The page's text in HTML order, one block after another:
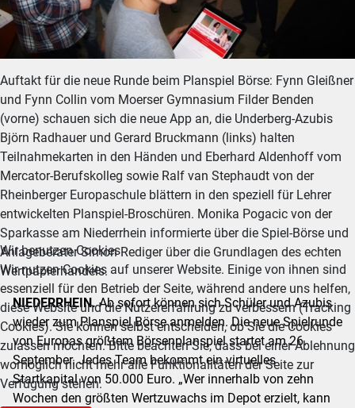
Auftakt für die neue Runde beim Planspiel Börse: Fynn Gleißner
und Fynn Collin vom Moerser Gymnasium Filder Benden
(vorne) schauen sich die neue App an, die Underberg-Azubis
Björn Radhauer und Gerard Bruckmann (links) halten
Teilnahmekarten in den Händen und Eberhard Aldenhoff vom
Mercator-Berufskolleg sowie Ralf van Stephaudt von der
Rheinberger Europaschule blättern in den speziell für Lehrer
entwickelten Planspiel-Broschüren. Monika Pogacic von der
Sparkasse am Niederrhein informierte über die Spiel-Börse und
Anlageberater Simon Rediger über die Grundlagen des echten
Wertpapierhandels.
NIEDERRHEIN.Ab sofort können sich Schüler und Azubis
wieder zum Planspiel Börse anmelden. Die neue Spielrunde
von Europas größtem Börsenplanspiel startet am 26.
September. Jedes Team bekommt ein virtuelles
Startkapital von 50.000 Euro. „Wer innerhalb von zehn
Wochen den größten Wertzuwachs im Depot erzielt, kann
Wir benutzen Cookies
Wir nutzen Cookies auf unserer Website. Einige von ihnen sind
essenziell für den Betrieb der Seite, während andere uns helfen,
diese Website und die Nutzererfahrung zu verbessern (Tracking
Cookies). Sie können selbst entscheiden, ob Sie die Cookies
zulassen möchten. Bitte beachten Sie, dass bei einer Ablehnung
womöglich nicht mehr alle Funktionalitäten der Seite zur
Verfügung stehen.